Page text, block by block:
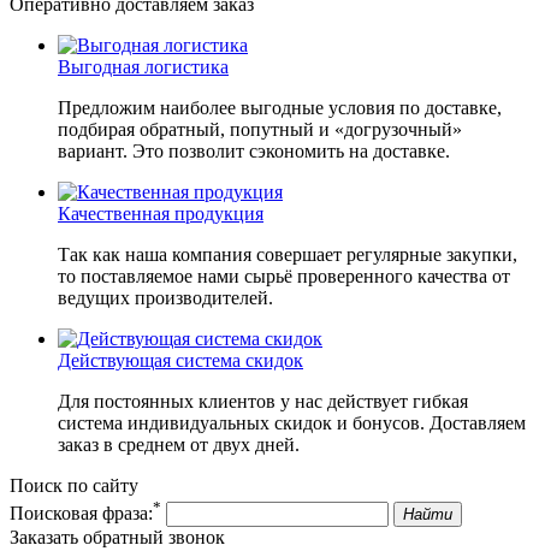
Оперативно доставляем заказ
Выгодная логистика
Предложим наиболее выгодные условия по доставке,
подбирая обратный, попутный и «догрузочный»
вариант. Это позволит сэкономить на доставке.
Качественная продукция
Так как наша компания совершает регулярные закупки,
то поставляемое нами сырьё проверенного качества от
ведущих производителей.
Действующая система скидок
Для постоянных клиентов у нас действует гибкая
система индивидуальных скидок и бонусов. Доставляем
заказ в среднем от двух дней.
Поиск по сайту
Поисковая фраза:* Найти
Заказать обратный звонок